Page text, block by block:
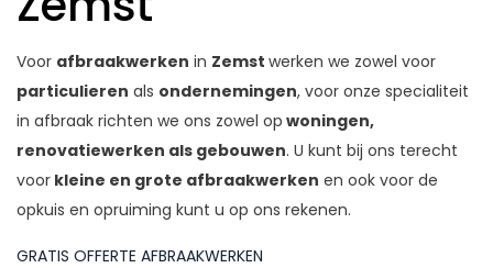
Voor afbraakwerken in Zemst werken we zowel voor
particulieren als ondernemingen, voor onze specialiteit
in afbraak richten we ons zowel op woningen,
renovatiewerken als gebouwen. U kunt bij ons terecht
voor kleine en grote afbraakwerken en ook voor de
opkuis en opruiming kunt u op ons rekenen.
GRATIS OFFERTE AFBRAAKWERKEN